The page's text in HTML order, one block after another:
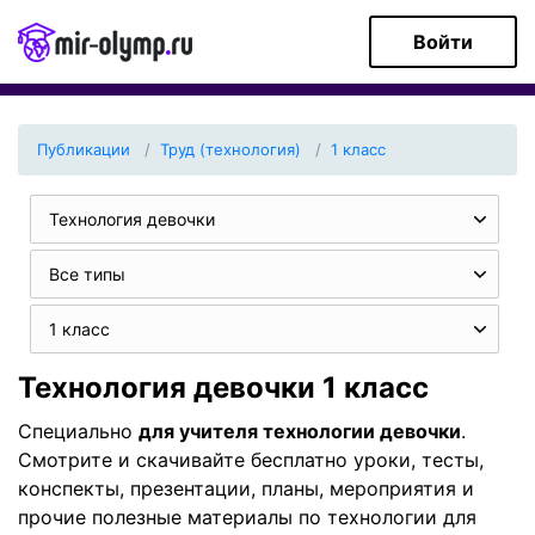
Войти
Публикации Труд (технология) 1 класс
Технология девочки
Все типы
1 класс
Технология девочки 1 класс
Специально для учителя технологии девочки.
Смотрите и скачивайте бесплатно уроки, тесты,
конспекты, презентации, планы, мероприятия и
прочие полезные материалы по технологии для